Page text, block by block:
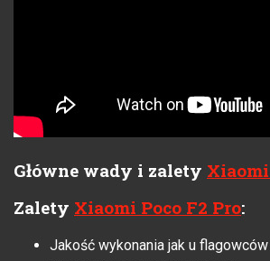
Główne wady i zalety Xiaomi
Zalety Xiaomi Poco F2 Pro:
Jakość wykonania jak u